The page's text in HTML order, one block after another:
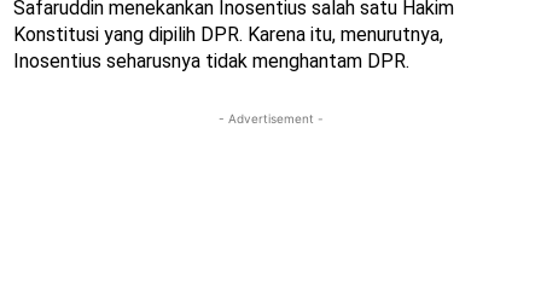
Safaruddin menekankan Inosentius salah satu Hakim
Konstitusi yang dipilih DPR. Karena itu, menurutnya,
Inosentius seharusnya tidak menghantam DPR.
- Advertisement -